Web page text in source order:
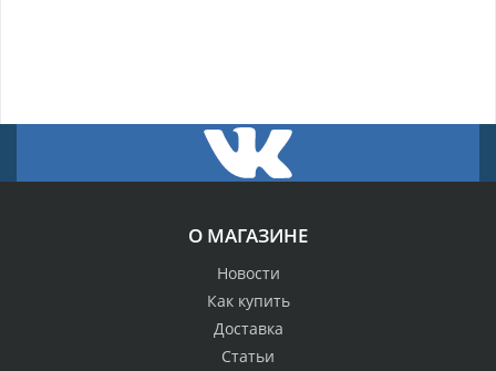
О МАГАЗИНЕ
Новости
Как купить
Доставка
Статьи